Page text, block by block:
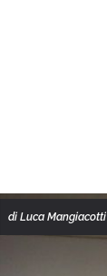
di Luca Mangiacotti